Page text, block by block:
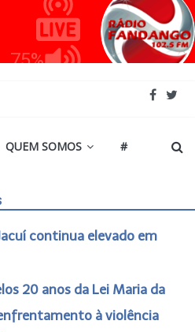
QUEM SOMOS #
continua elevado em
20 anos da Lei Maria da
à violência